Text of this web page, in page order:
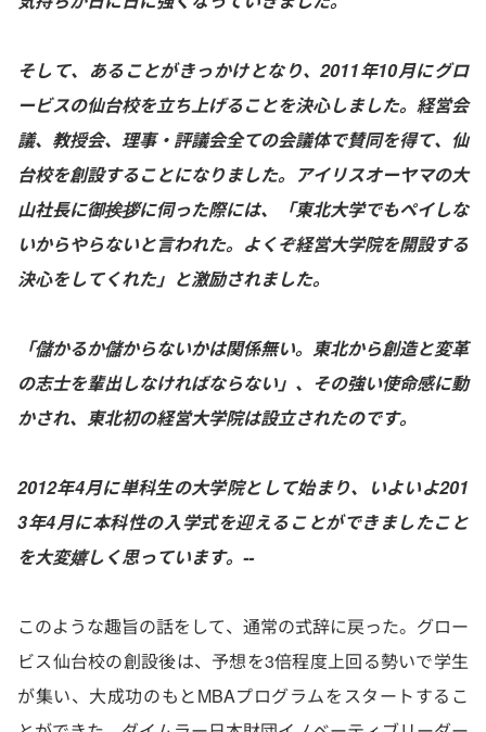
そして、あることがきっかけとなり、2011年10月にグロ
ービスの仙台校を立ち上げることを決心しました。経営会
議、教授会、理事・評議会全ての会議体で賛同を得て、仙
台校を創設することになりました。アイリスオーヤマの大
山社長に御挨拶に伺った際には、「東北大学でもペイしな
いからやらないと言われた。よくぞ経営大学院を開設する
決心をしてくれた」と激励されました。
「儲かるか儲からないかは関係無い。東北から創造と変革
の志士を輩出しなければならない」、その強い使命感に動
かされ、東北初の経営大学院は設立されたのです。
2012年4月に単科生の大学院として始まり、いよいよ201
3年4月に本科性の入学式を迎えることができましたこと
を大変嬉しく思っています。--
このような趣旨の話をして、通常の式辞に戻った。グロー
ビス仙台校の創設後は、予想を3倍程度上回る勢いで学生
が集い、大成功のもとMBAプログラムをスタートするこ